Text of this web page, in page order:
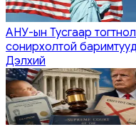
АНУ-ын Тусгаар
сонирхолтой баримтууд
Дэлхий